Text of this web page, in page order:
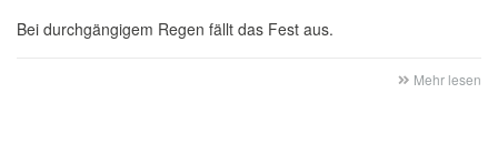
Bei durchgängigem Regen fällt das Fest aus.
Mehr lesen